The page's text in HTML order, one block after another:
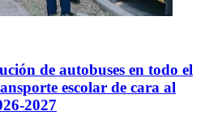
de autobuses en todo el
escolar de cara al
2027